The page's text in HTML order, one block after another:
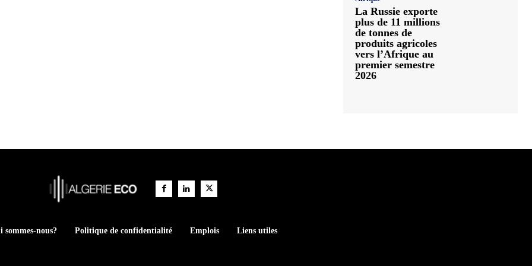
La Russie exporte
plus de 11 millions
de tonnes de
produits agricoles
vers l’Afrique au
premier semestre
2026
sommes-nous? Politique de confidentialité Emplois Liens utiles